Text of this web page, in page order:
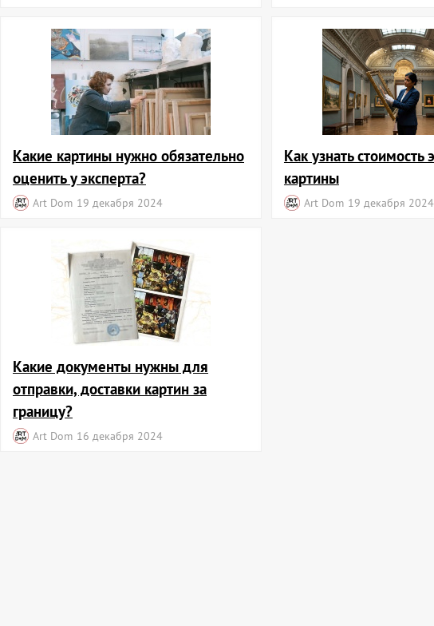
Какие картины нужно обязательно
оценить у эксперта?
Art Dom 19 декабря 2024
Как узнать стоимость
картины
Art Dom 19 декабря 2024
Какие документы нужны для
отправки, доставки картин за
границу?
Art Dom 16 декабря 2024